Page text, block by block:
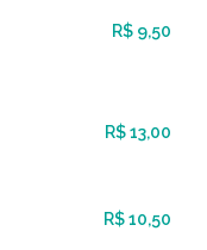
R$ 9,50
R$ 13,00
R$ 10,50